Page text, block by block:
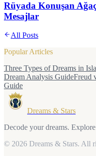
Rüyada Konuşan
Mesajlar
All Posts
Popular Articles
Three Types of Dreams in
Dream Analysis GuideFreud
Guide
Dreams & Stars
Decode your dreams.
© 2026 Dreams & Stars. All